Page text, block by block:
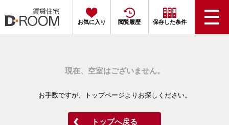
お気に入り 閲覧履歴 保存した条件
現在、空室はございません。
お手数ですが、トップページよりお探しください。
トップへ戻る